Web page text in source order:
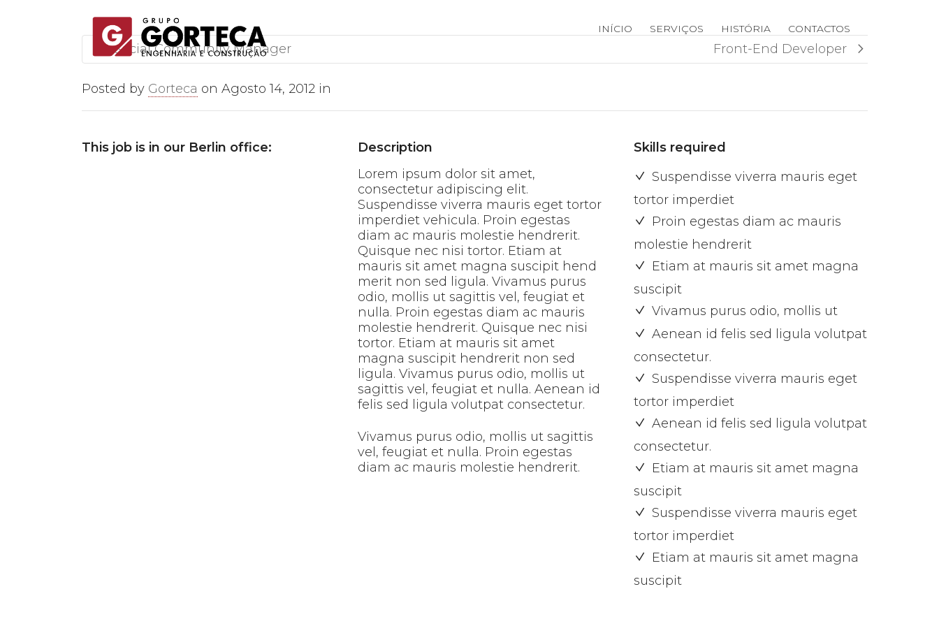
INÍCIO SERVIÇOS HISTÓRIA CONTACTOS
Social Community Manager Front-End Developer
Posted by Gorteca on Agosto 14, 2012 in
This job is in our Berlin office:
Description
Lorem ipsum dolor sit amet,
consectetur adipiscing elit.
Suspendisse viverra mauris eget tortor
imperdiet vehicula. Proin egestas
diam ac mauris molestie hendrerit.
Quisque nec nisi tortor. Etiam at
mauris sit amet magna suscipit hend
merit non sed ligula. Vivamus purus
odio, mollis ut sagittis vel, feugiat et
nulla. Proin egestas diam ac mauris
molestie hendrerit. Quisque nec nisi
tortor. Etiam at mauris sit amet
magna suscipit hendrerit non sed
ligula. Vivamus purus odio, mollis ut
sagittis vel, feugiat et nulla. Aenean id
felis sed ligula volutpat consectetur.
Vivamus purus odio, mollis ut sagittis
vel, feugiat et nulla. Proin egestas
diam ac mauris molestie hendrerit.
Skills required
Suspendisse viverra mauris eget
tortor imperdiet
Proin egestas diam ac mauris
molestie hendrerit
Etiam at mauris sit amet magna
suscipit
Vivamus purus odio, mollis ut
Aenean id felis sed ligula volutpat
consectetur.
Suspendisse viverra mauris eget
tortor imperdiet
Aenean id felis sed ligula volutpat
consectetur.
Etiam at mauris sit amet magna
suscipit
Suspendisse viverra mauris eget
tortor imperdiet
Etiam at mauris sit amet magna
suscipit